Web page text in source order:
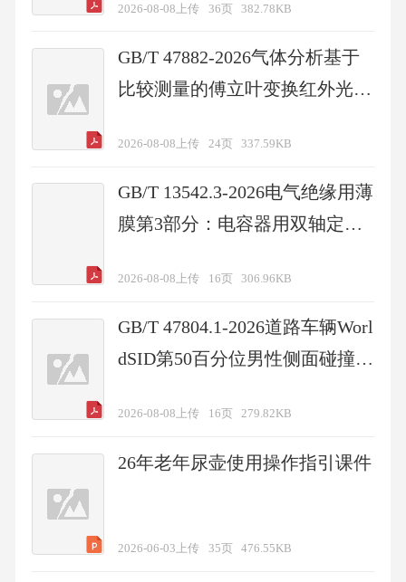
2026-08-08上传 36页 382.78KB
GB/T 47882-2026气体分析基于
比较测量的傅立叶变换红外光谱
2026-08-08上传 24页 337.59KB
GB/T 13542.3-2026电气绝缘用薄
膜第3部分：电容器用双轴定向
2026-08-08上传 16页 306.96KB
GB/T 47804.1-2026道路车辆Worl
dSID第50百分位男性侧面碰撞假
术语和符号
2026-08-08上传 16页 279.82KB
26年老年尿壶使用操作指引课件
2026-06-03上传 35页 476.55KB